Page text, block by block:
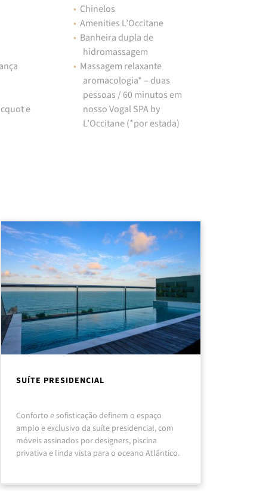
e
Chinelos
Amenities L’Occitane
Banheira dupla de
hidromassagem
Massagem relaxante
aromacologia* – duas
pessoas / 60 minutos em
nosso Vogal SPA by
L’Occitane (*por estada)
SUÍTE PRESIDENCIAL
Conforto e sofisticação definem o espaço
amplo e exclusivo da suíte presidencial, com
móveis assinados por designers, piscina
privativa e linda vista para o oceano Atlântico.